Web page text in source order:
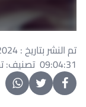
09:04:31 تصنيف: تحليل المحتوى